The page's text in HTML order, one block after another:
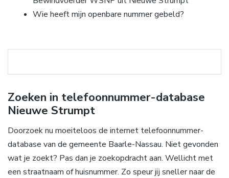
Wie heeft mijn openbare nummer gebeld?
Zoeken in telefoonnummer-database
Nieuwe Strumpt
Doorzoek nu moeiteloos de internet telefoonnummer-
database van de gemeente Baarle-Nassau. Niet gevonden
wat je zoekt? Pas dan je zoekopdracht aan. Wellicht met
een straatnaam of huisnummer. Zo speur jij sneller naar de